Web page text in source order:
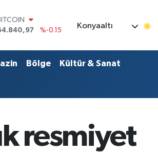
%0.18
%0.32
%-0.15
Konyaaltı
Bölge Kültür & Sanat
resmiyet